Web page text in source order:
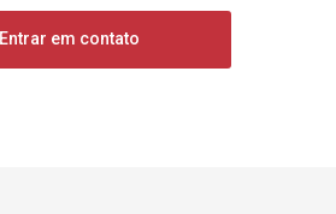
Entrar em contato